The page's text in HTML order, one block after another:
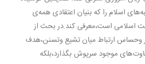
اسلام را که بنیان اعتقادی همه‌ی
اسلامی است،معرفی ‌کند.در بحث از
وحساس ارتباط میان تشیع وتسنن،هدف
موجود سرپوش بگذارد،بلکه